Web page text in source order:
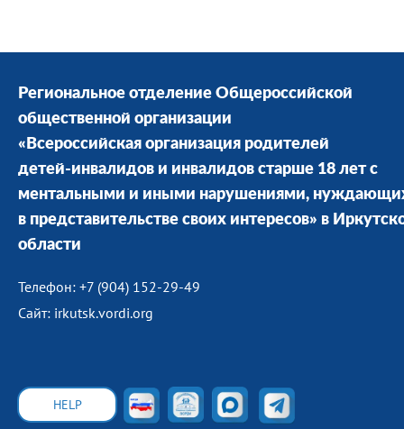
Региональное отделение Общероссийской
общественной организации
«Всероссийская организация родителей
детей-инвалидов и инвалидов старше 18 лет с
ментальными и иными нарушениями,
в представительстве своих интересов» в
области
Телефон: +7 (904) 152-29-49
Сайт: irkutsk.vordi.org
HELP